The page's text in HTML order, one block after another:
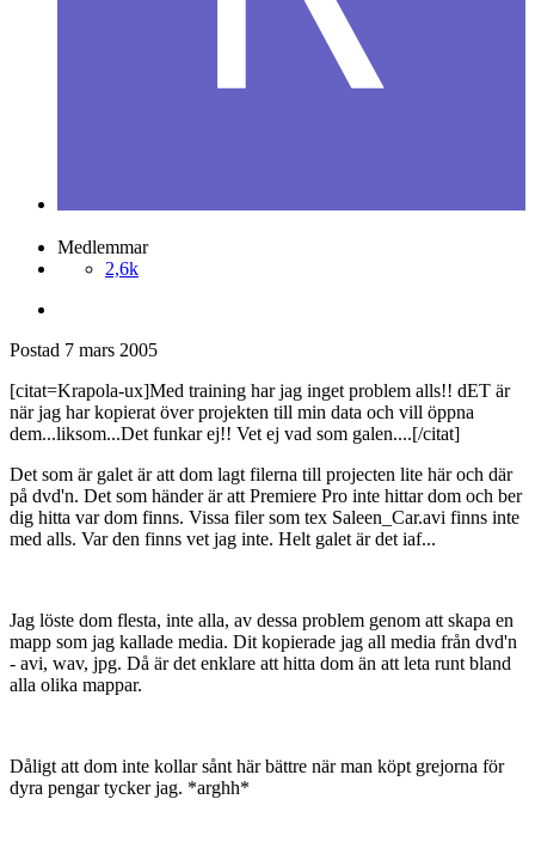
Medlemmar
2,6k
Postad 7 mars 2005
[citat=Krapola-ux]Med training har jag inget problem alls!! dET är
när jag har kopierat över projekten till min data och vill öppna
dem...liksom...Det funkar ej!! Vet ej vad som galen....[/citat]
Det som är galet är att dom lagt filerna till projecten lite här och där
på dvd'n. Det som händer är att Premiere Pro inte hittar dom och ber
dig hitta var dom finns. Vissa filer som tex Saleen_Car.avi finns inte
med alls. Var den finns vet jag inte. Helt galet är det iaf...
Jag löste dom flesta, inte alla, av dessa problem genom att skapa en
mapp som jag kallade media. Dit kopierade jag all media från dvd'n
- avi, wav, jpg. Då är det enklare att hitta dom än att leta runt bland
alla olika mappar.
Dåligt att dom inte kollar sånt här bättre när man köpt grejorna för
dyra pengar tycker jag. *arghh*